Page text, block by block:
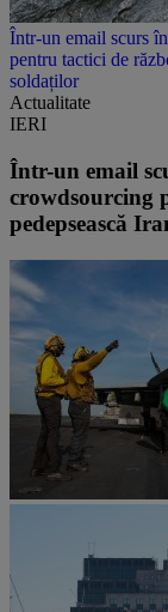
Într-un email scurs
pentru tactici de
soldaților
Actualitate
IERI
Într-un email
crowdsourcing
pedepsească